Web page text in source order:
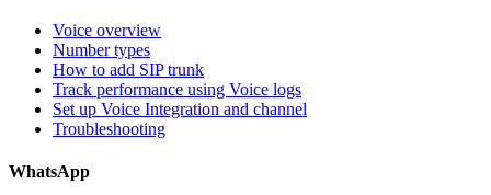
Voice overview
Number types
How to add SIP trunk
Track performance using Voice logs
Set up Voice Integration and channel
Troubleshooting
WhatsApp